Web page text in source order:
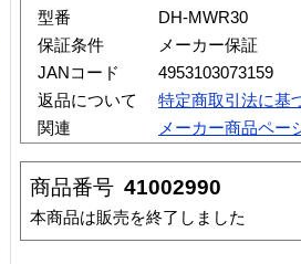
型番
DH-MWR30
保証条件
メーカー保証
JANコード
4953103073159
返品について
特定商取引法に基
関連
メーカー商品ペー
商品番号 41002990
本商品は販売を終了しました